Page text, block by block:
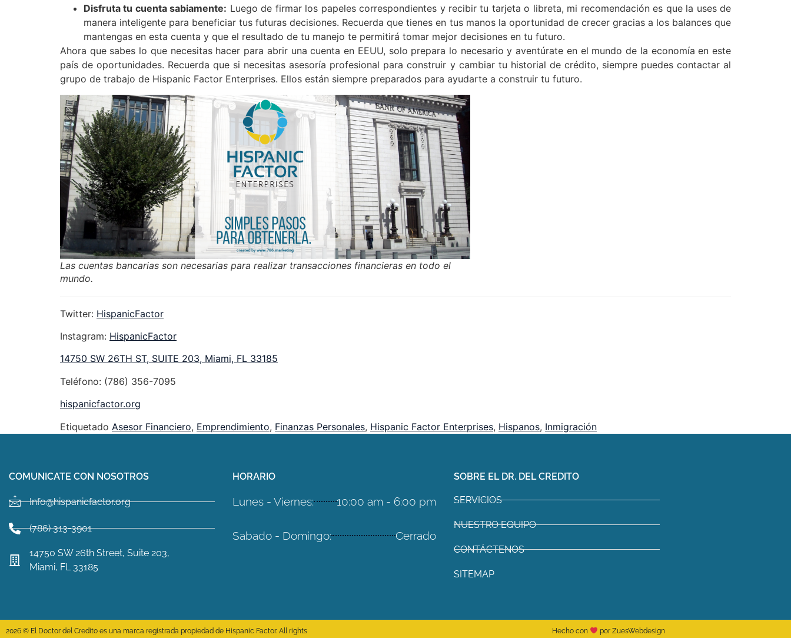
Disfruta tu cuenta sabiamente: Luego de firmar los papeles correspondientes y recibir tu tarjeta o libreta, mi recomendación es que la uses de
manera inteligente para beneficiar tus futuras decisiones. Recuerda que tienes en tus manos la oportunidad de crecer gracias a los balances que
mantengas en esta cuenta y que el resultado de tu manejo te permitirá tomar mejor decisiones en tu futuro.
Ahora que sabes lo que necesitas hacer para abrir una cuenta en EEUU, solo prepara lo necesario y aventúrate en el mundo de la economía en este
país de oportunidades. Recuerda que si necesitas asesoría profesional para construir y cambiar tu historial de crédito, siempre puedes contactar al
grupo de trabajo de Hispanic Factor Enterprises. Ellos están siempre preparados para ayudarte a construir tu futuro.
Las cuentas bancarias son necesarias para realizar transacciones financieras en todo el
mundo.
Twitter: HispanicFactor
Instagram: HispanicFactor
14750 SW 26TH ST, SUITE 203, Miami, FL 33185
Teléfono: (786) 356-7095
hispanicfactor.org
Etiquetado Asesor Financiero, Emprendimiento, Finanzas Personales, Hispanic Factor Enterprises, Hispanos, Inmigración
COMUNICATE CON NOSOTROS
Info@hispanicfactor.org
(786) 313-3901
14750 SW 26th Street, Suite 203,
Miami, FL 33185
HORARIO
Lunes - Viernes: 10:00 am - 6:00 pm
Sabado - Domingo: Cerrado
SOBRE EL DR. DEL CREDITO
SERVICIOS
NUESTRO EQUIPO
CONTÁCTENOS
SITEMAP
2026 © El Doctor del Credito es una marca registrada propiedad de Hispanic Factor. All rights
Hecho con por ZuesWebdesign